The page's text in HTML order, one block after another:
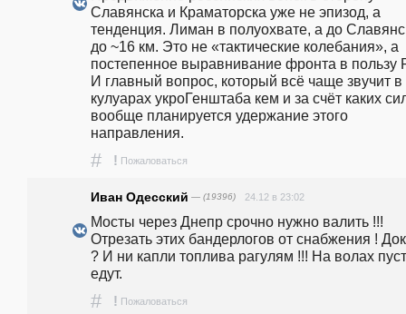
Славянска и Краматорска уже не эпизод, а
тенденция. Лиман в полуохвате, а до
до ~16 км. Это не «тактические колебания», а
постепенное выравнивание фронта в пользу
И главный вопрос, который всё чаще звучит в
кулуарах укроГенштаба кем и за счёт каких
вообще планируется удержание этого
направления.
# ! Пожаловаться
Иван Одесский — (19396) 24.12 в 23:02
Мосты через Днепр срочно нужно валить !!!
Отрезать этих бандерлогов от снабжения !
? И ни капли топлива рагулям !!! На волах
едут.
# ! Пожаловаться